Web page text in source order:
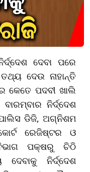
ଦେବା ପରେ
ଦେଉ ନାହାନ୍ତି
କେତେ ପଦବୀ ଖାଲି
ନିର୍ଦ୍ଦେଶ
ଡିଜି, ଅଗ୍ନିଶମ
ରେଜିଷ୍ଟର ଓ
ପକ୍ଷରୁ ଚିଠି
ନିର୍ଦ୍ଦେଶ